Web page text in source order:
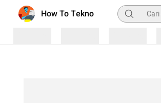
How To Tekno Pencarian